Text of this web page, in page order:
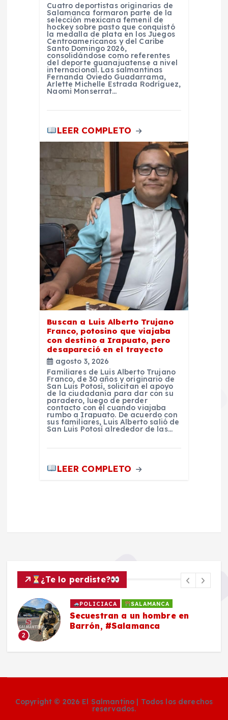
Cuatro deportistas originarias de
Salamanca formaron parte de la
selección mexicana femenil de
hockey sobre pasto que conquistó
la medalla de plata en los Juegos
Centroamericanos y del Caribe
Santo Domingo 2026,
consolidándose como referentes
del deporte guanajuatense a nivel
internacional. Las salmantinas
Fernanda Oviedo Guadarrama,
Arlette Michelle Estrada Rodríguez,
Naomi Monserrat…
LEER COMPLETO
Buscan a Luis Alberto Trujano
Franco, potosino que viajaba
con destino a Irapuato, pero
desapareció en el trayecto
agosto 3, 2026
Familiares de Luis Alberto Trujano
Franco, de 30 años y originario de
San Luis Potosí, solicitan el apoyo
de la ciudadanía para dar con su
paradero, luego de perder
contacto con él cuando viajaba
rumbo a Irapuato. De acuerdo con
sus familiares, Luis Alberto salió de
San Luis Potosí alrededor de las…
LEER COMPLETO
¿Te lo perdiste?
2
POLICIACA SALAMANCA
Secuestran a un hombre en
Barrón, #Salamanca
Copyright © 2026 El Salmantino | Todos los derechos
reservados.